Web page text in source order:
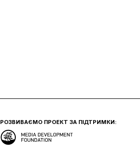
РОЗВИВАЄМО ПРОЕКТ ЗА ПІДТРИМКИ: